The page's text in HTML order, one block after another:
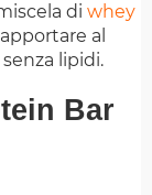
di whey
al
lipidi.
Bar